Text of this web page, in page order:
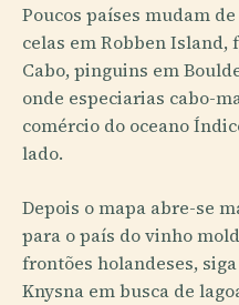
Poucos países mudam
celas em Robben Island,
Cabo, pinguins em
onde especiarias cabo-
comércio do oceano
lado.
Depois o mapa abre-se
para o país do vinho
frontões holandeses,
Knysna em busca de